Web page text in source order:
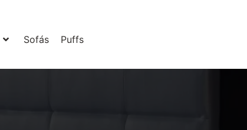
Sofás Puffs